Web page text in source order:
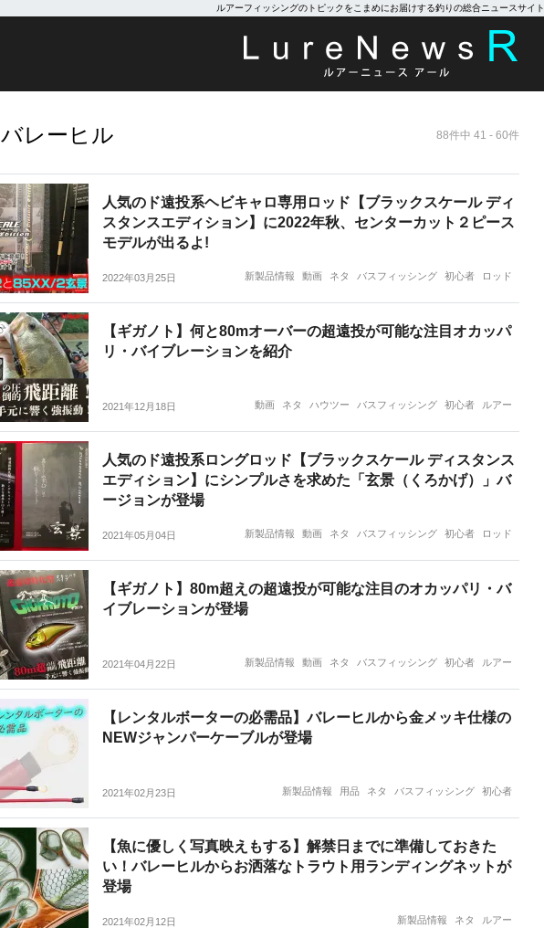
ルアーフィッシングのトピックをこまめにお届けする釣りの総合ニュースサイト
バレーヒル 88件中 41 - 60件
人気のド遠投系ヘビキャロ専用ロッド【ブラックスケール ディ
スタンスエディション】に2022年秋、センターカット２ピース
モデルが出るよ!
2022年03月25日 新製品情報 動画 ネタ バスフィッシング 初心者 ロッド
【ギガノト】何と80mオーバーの超遠投が可能な注目オカッパ
リ・バイブレーションを紹介
2021年12月18日 動画 ネタ ハウツー バスフィッシング 初心者 ルアー
人気のド遠投系ロングロッド【ブラックスケール ディスタンス
エディション】にシンプルさを求めた「玄景（くろかげ）」バ
ージョンが登場
2021年05月04日 新製品情報 動画 ネタ バスフィッシング 初心者 ロッド
【ギガノト】80m超えの超遠投が可能な注目のオカッパリ・バ
イブレーションが登場
2021年04月22日 新製品情報 動画 ネタ バスフィッシング 初心者 ルアー
【レンタルボーターの必需品】バレーヒルから金メッキ仕様の
NEWジャンパーケーブルが登場
2021年02月23日 新製品情報 用品 ネタ バスフィッシング 初心者
【魚に優しく写真映えもする】解禁日までに準備しておきた
い！バレーヒルからお洒落なトラウト用ランディングネットが
登場
2021年02月12日 新製品情報 ネタ ルアー